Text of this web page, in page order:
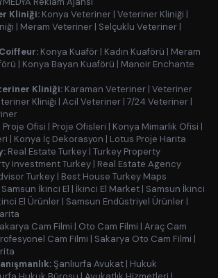
Kliniği: Konya Veteriner | Veteriner Kliniği |
| Meram Veteriner | Selçuklu Veteriner |
Konya Kuaför | Kadın Kuaförü | Meram
| Konya Bayan Kuaförü | Manoir Enchante
Kliniği: Karaman Veteriner | Veteriner
Kliniği | Acil Veteriner | 7/24 Veteriner |
Proje Ofisi | Proje Ofisleri | Konya Mimarlık Ofisi |
| Konya İç Dekorasyon | Lotus Proje Harita
Real Estate Turkey | Turkey Property
Investment Turkey | Real Estate Agency
Turkey | Best House Turkey Maps
Samsun İkinci El | İkinci El Market | Samsun İkinci
El Ürünler | Samsun Endüstriyel Ürünler |
Cam Filmi | Oto Cam Filmi | Araç Cam
Cam Filmi | Sakarya Oto Cam Filmi |
Şanlıurfa Avukat | Hukuk